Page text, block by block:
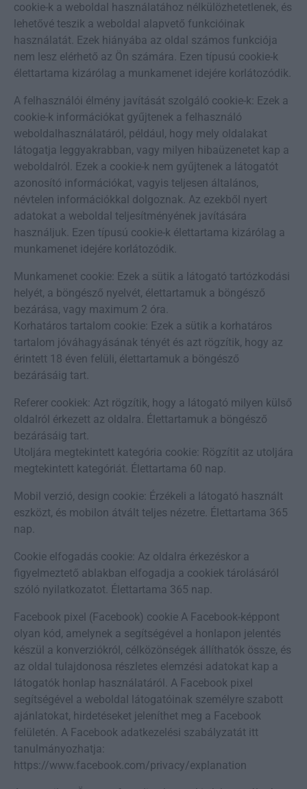
cookie-k a weboldal használatához nélkülözhetetlenek, és
lehetővé teszik a weboldal alapvető funkcióinak
használatát. Ezek hiányába az oldal számos funkciója
nem lesz elérhető az Ön számára. Ezen típusú cookie-k
élettartama kizárólag a munkamenet idejére korlátozódik.
A felhasználói élmény javítását szolgáló cookie-k: Ezek a
cookie-k információkat gyűjtenek a felhasználó
weboldalhasználatáról, például, hogy mely oldalakat
látogatja leggyakrabban, vagy milyen hibaüzenetet kap a
weboldalról. Ezek a cookie-k nem gyűjtenek a látogatót
azonosító információkat, vagyis teljesen általános,
névtelen információkkal dolgoznak. Az ezekből nyert
adatokat a weboldal teljesítményének javítására
használjuk. Ezen típusú cookie-k élettartama kizárólag a
munkamenet idejére korlátozódik.
Munkamenet cookie: Ezek a sütik a látogató tartózkodási
helyét, a böngésző nyelvét, élettartamuk a böngésző
bezárása, vagy maximum 2 óra.
Korhatáros tartalom cookie: Ezek a sütik a korhatáros
tartalom jóváhagyásának tényét és azt rögzítik, hogy az
érintett 18 éven felüli, élettartamuk a böngésző
bezárásáig tart.
Referer cookiek: Azt rögzítik, hogy a látogató milyen külső
oldalról érkezett az oldalra. Élettartamuk a böngésző
bezárásáig tart.
Utoljára megtekintett kategória cookie: Rögzítit az utoljára
megtekintett kategóriát. Élettartama 60 nap.
Mobil verzió, design cookie: Érzékeli a látogató használt
eszközt, és mobilon átvált teljes nézetre. Élettartama 365
nap.
Cookie elfogadás cookie: Az oldalra érkezéskor a
figyelmeztető ablakban elfogadja a cookiek tárolásáról
szóló nyilatkozatot. Élettartama 365 nap.
Facebook pixel (Facebook) cookie A Facebook-képpont
olyan kód, amelynek a segítségével a honlapon jelentés
készül a konverziókról, célközönségek állíthatók össze, és
az oldal tulajdonosa részletes elemzési adatokat kap a
látogatók honlap használatáról. A Facebook pixel
segítségével a weboldal látogatóinak személyre szabott
ajánlatokat, hirdetéseket jeleníthet meg a Facebook
felületén. A Facebook adatkezelési szabályzatát itt
tanulmányozhatja:
https://www.facebook.com/privacy/explanation